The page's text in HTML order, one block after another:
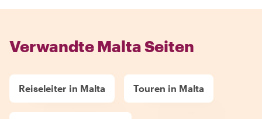
Verwandte Malta Seiten
Reiseleiter in Malta Touren in Malta